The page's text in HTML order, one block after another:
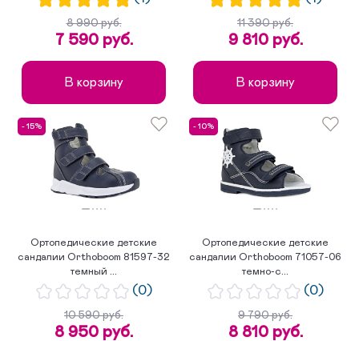
8 990 руб.
7 590 руб.
В корзину
11 390 руб.
9 810 руб.
В корзину
- 15%
Ортопедические детские
сандалии Orthoboom 81597-32
темный ...
(0)
10 590 руб.
8 950 руб.
- 10%
Ортопедические детские
сандалии Orthoboom 71057-06
темно-с...
(0)
9 790 руб.
8 810 руб.